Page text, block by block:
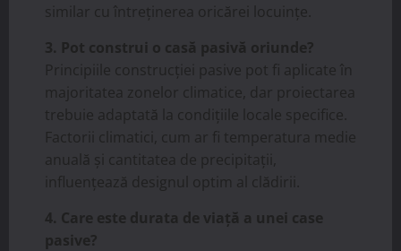
similar cu întreținerea oricărei locuințe.
3. Pot construi o casă pasivă oriunde?
Principiile construcției pasive pot fi aplicate în
majoritatea zonelor climatice, dar proiectarea
trebuie adaptată la condițiile locale specifice.
Factorii climatici, cum ar fi temperatura medie
anuală și cantitatea de precipitații,
influențează designul optim al clădirii.
4. Care este durata de viață a unei case
pasive?